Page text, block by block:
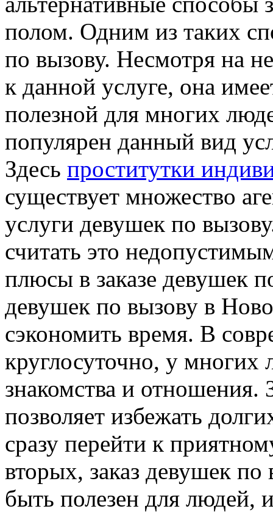
полом. Одним из таких
по вызову. Несмотря на
к данной услуге, она
полезной для многих
популярен данный вид
Здесь проститутки
существует множество
услуги девушек по
считать это
плюсы в заказе девушек
девушек по вызову в
сэкономить время. В
круглосуточно, у многих
знакомства и отношения.
позволяет избежать
сразу перейти к
вторых, заказ девушек
быть полезен для